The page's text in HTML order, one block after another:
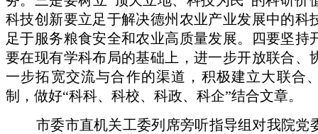
科技创新要立足于解决德州农业产业发展中的科
足于服务粮食安全和农业高质量发展。四要坚持
要在现有学科布局的基础上，进一步开放联合、
一步拓宽交流与合作的渠道，积极建立大联合
制，做好“科科、科校、科政、科企”结合文章。
市委市直机关工委列席旁听指导组 对我院党